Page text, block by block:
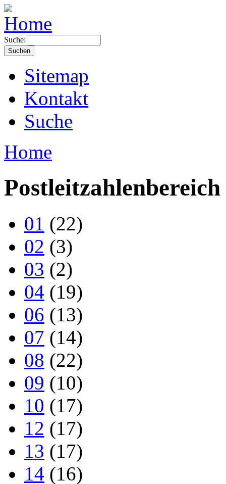
Suche:
Sitemap
Kontakt
Suche
Home
Postleitzahlenbereich
01 (22)
02 (3)
03 (2)
04 (19)
06 (13)
07 (14)
08 (22)
09 (10)
10 (17)
12 (17)
13 (17)
14 (16)